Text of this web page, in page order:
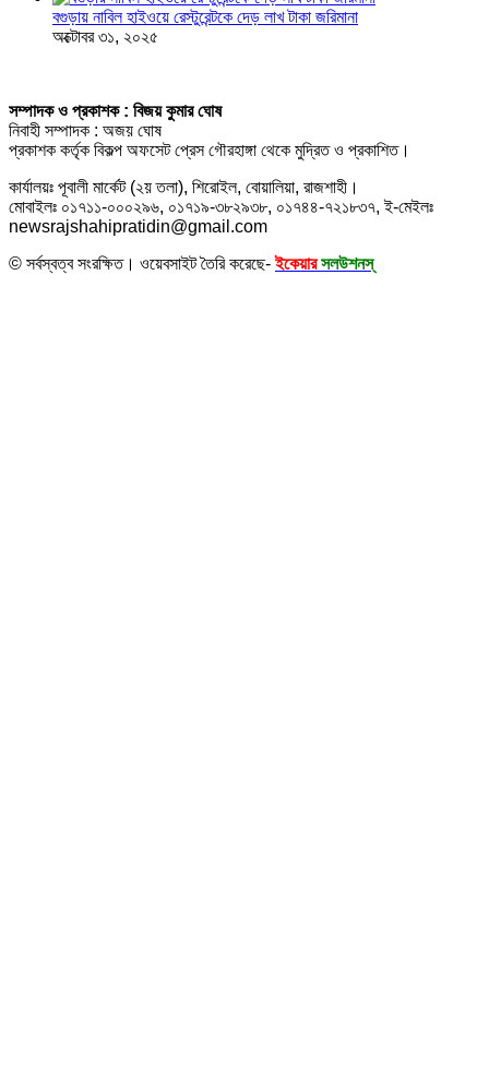
বগুড়ায় নাবিল হাইওয়ে রেস্টুরেন্টকে দেড় লাখ টাকা জরিমানা
অক্টোবর ৩১, ২০২৫
সম্পাদক ও প্রকাশক : বিজয় কুমার ঘোষ
নিবাহী সম্পাদক : অজয় ঘোষ
প্রকাশক কর্তৃক বিকল্প অফসেট প্রেস গৌরহাঙ্গা থেকে মুদ্রিত ও প্রকাশিত।
কার্যালয়ঃ পূবালী মার্কেট (২য় তলা), শিরোইল, বোয়ালিয়া, রাজশাহী।
মোবাইলঃ ০১৭১১-০০০২৯৬, ০১৭১৯-৩৮২৯৩৮, ০১৭৪৪-৭২১৮৩৭, ই-মেইলঃ
newsrajshahipratidin@gmail.com
© সর্বস্বত্ব সংরক্ষিত। ওয়েবসাইট তৈরি করেছে-ইকেয়ার সলউশনস্